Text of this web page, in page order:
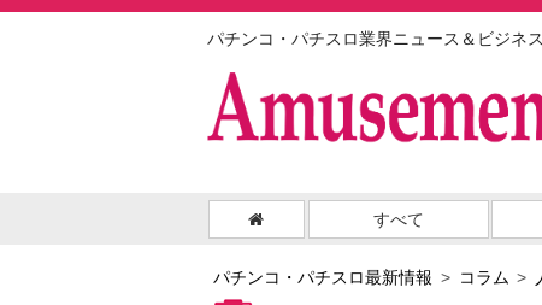
パチンコ・パチスロ業界ニュース＆ビジネ
すべて
パチンコ・パチスロ最新情報 コラム